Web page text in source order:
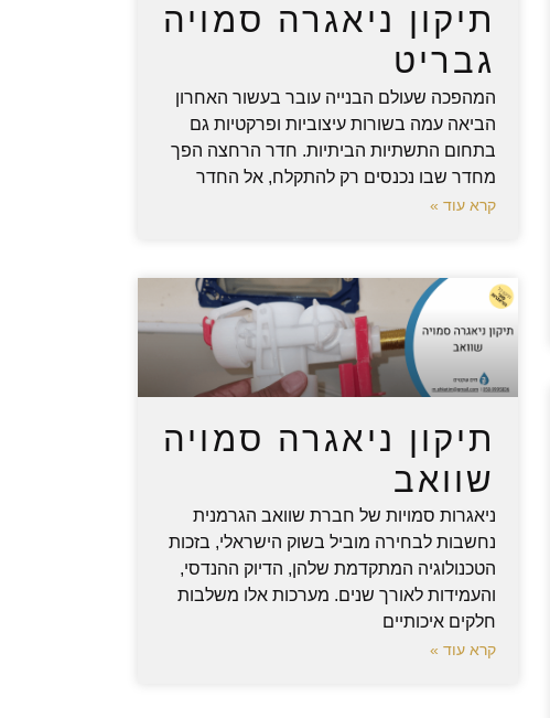
תיקון ניאגרה סמויה
גבריט
המהפכה שעולם הבנייה עובר בעשור האחרון
הביאה עמה בשורות עיצוביות ופרקטיות גם
בתחום התשתיות הביתיות. חדר הרחצה הפך
מחדר שבו נכנסים רק להתקלח, אל החדר
קרא עוד »
תיקון ניאגרה סמויה
שוואב
ניאגרות סמויות של חברת שוואב הגרמנית
נחשבות לבחירה מוביל בשוק הישראלי, בזכות
הטכנולוגיה המתקדמת שלהן, הדיוק ההנדסי,
והעמידות לאורך שנים. מערכות אלו משלבות
חלקים איכותיים
קרא עוד »